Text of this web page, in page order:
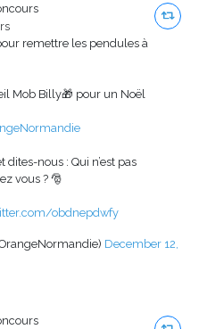
remettre les pendules à
Mob Billy🎁 pour un Noël
nous : Qui n’est pas
vous ? 🎅
obdnepdwfy
December 12,